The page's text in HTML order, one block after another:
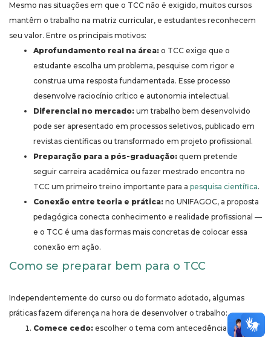
Mesmo nas situações em que o TCC não é exigido, muitos cursos
mantêm o trabalho na matriz curricular, e estudantes reconhecem
seu valor. Entre os principais motivos:
Aprofundamento real na área: o TCC exige que o
estudante escolha um problema, pesquise com rigor e
construa uma resposta fundamentada. Esse processo
desenvolve raciocínio crítico e autonomia intelectual.
Diferencial no mercado: um trabalho bem desenvolvido
pode ser apresentado em processos seletivos, publicado em
revistas científicas ou transformado em projeto profissional.
Preparação para a pós-graduação: quem pretende
seguir carreira acadêmica ou fazer mestrado encontra no
TCC um primeiro treino importante para a pesquisa científica.
Conexão entre teoria e prática: no UNIFAGOC, a proposta
pedagógica conecta conhecimento e realidade profissional —
e o TCC é uma das formas mais concretas de colocar essa
conexão em ação.
Como se preparar bem para o TCC
Independentemente do curso ou do formato adotado, algumas
práticas fazem diferença na hora de desenvolver o trabalho:
Comece cedo: escolher o tema com antecedência evita